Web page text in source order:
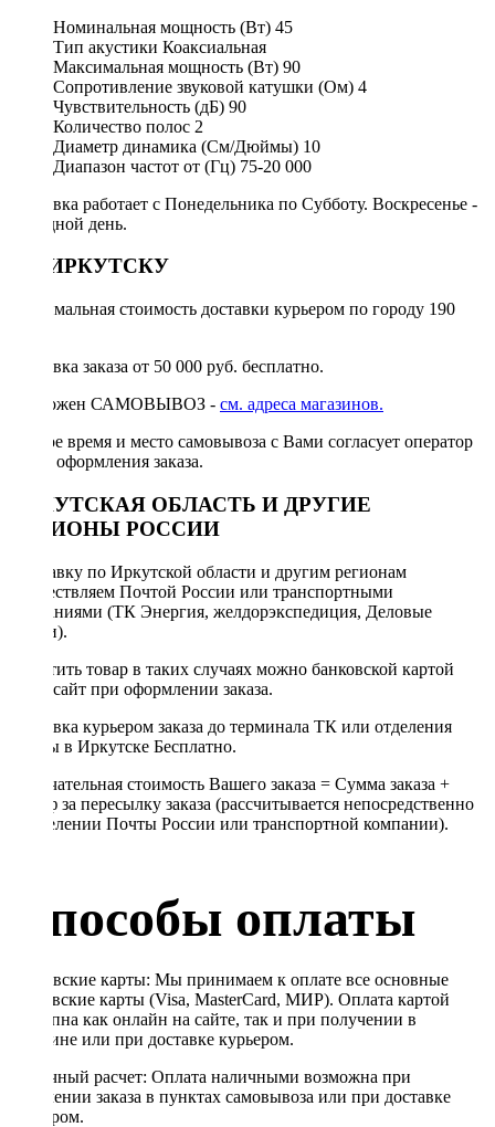
Номинальная мощность (Вт) 45
Тип акустики Коаксиальная
Максимальная мощность (Вт) 90
Сопротивление звуковой катушки (Ом) 4
Чувствительность (дБ) 90
Количество полос 2
Диаметр динамика (См/Дюймы) 10
Диапазон частот от (Гц) 75-20 000
Доставка работает с Понедельника по Субботу. Воскресенье -
выходной день.
ПО ИРКУТСКУ
Минимальная стоимость доставки курьером по городу 190
Доставка заказа от 50 000 руб. бесплатно.
Возможен САМОВЫВОЗ - см. адреса магазинов.
Точное время и место самовывоза с Вами согласует оператор
после оформления заказа.
ИРКУТСКАЯ ОБЛАСТЬ И ДРУГИЕ
РЕГИОНЫ РОССИИ
Отправку по Иркутской области и другим регионам
осуществляем Почтой России или транспортными
компаниями (ТК Энергия, желдорэкспедиция, Деловые
линии).
Оплатить товар в таких случаях можно банковской картой
через сайт при оформлении заказа.
Доставка курьером заказа до терминала ТК или отделения
Почты в Иркутске Бесплатно.
Окончательная стоимость Вашего заказа = Сумма заказа +
Тариф за пересылку заказа (рассчитывается непосредственно
в отделении Почты России или транспортной компании).
Способы оплаты
Банковские карты: Мы принимаем к оплате все основные
банковские карты (Visa, MasterCard, МИР). Оплата картой
доступна как онлайн на сайте, так и при получении в
магазине или при доставке курьером.
Наличный расчет: Оплата наличными возможна при
получении заказа в пунктах самовывоза или при доставке
курьером.